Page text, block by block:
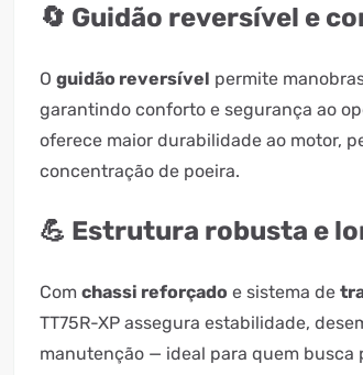
🔄 Guidão reversível e
O guidão reversível permite
garantindo conforto e segurança ao
oferece maior durabilidade ao motor,
concentração de poeira.
💪 Estrutura robusta e
Com chassi reforçado e sistema de
TT75R-XP assegura estabilidade,
manutenção — ideal para quem busca